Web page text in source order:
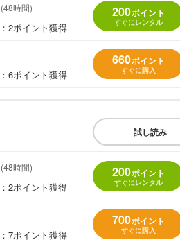
(48時間)
：2ポイント獲得
200ポイント
すぐにレンタル
：6ポイント獲得
660ポイント
すぐに購入
試し読み
(48時間)
：2ポイント獲得
200ポイント
すぐにレンタル
：7ポイント獲得
700ポイント
すぐに購入